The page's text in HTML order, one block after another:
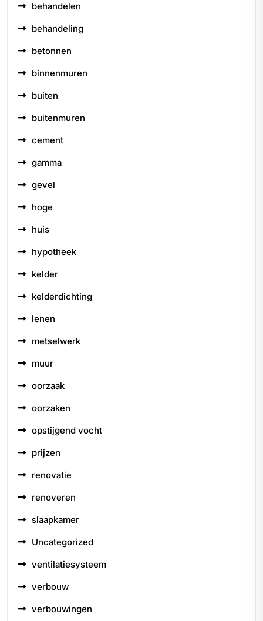
behandelen
behandeling
betonnen
binnenmuren
buiten
buitenmuren
cement
gamma
gevel
hoge
huis
hypotheek
kelder
kelderdichting
lenen
metselwerk
muur
oorzaak
oorzaken
opstijgend vocht
prijzen
renovatie
renoveren
slaapkamer
Uncategorized
ventilatiesysteem
verbouw
verbouwingen